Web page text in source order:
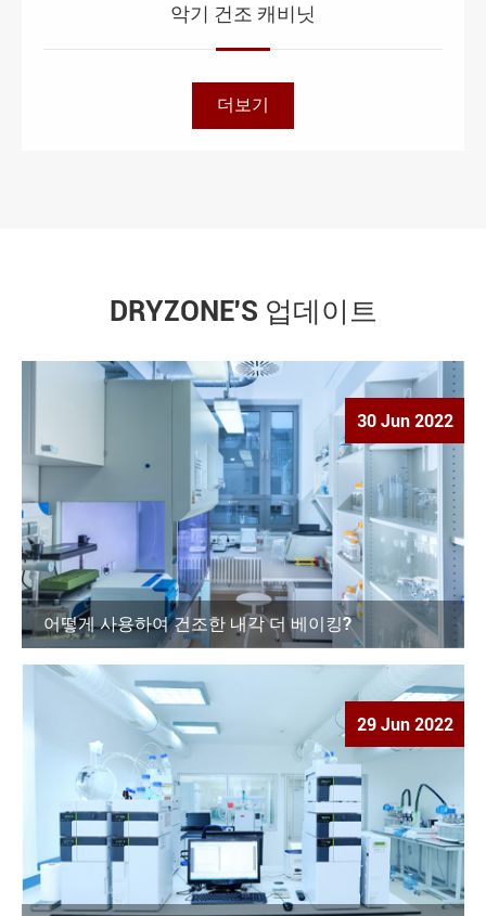
악기 건조 캐비닛
더보기
DRYZONE'S 업데이트
30 Jun 2022
어떻게 사용하여 건조한 내각 더 베이킹?
29 Jun 2022